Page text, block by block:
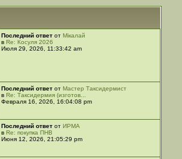
Последний ответот Мікалай
в Re: Косуля 2026
Июля 29, 2026, 11:33:42 am
Последний ответот Мастер Таксидермист
в Re: Таксидермия (изготов...
Февраля 16, 2026, 16:04:08 pm
Последний ответот ИРМА
в Re: покупка ПНВ
Июня 12, 2026, 21:05:29 pm